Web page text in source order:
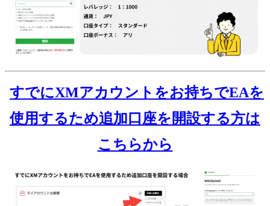
すでにXMアカウントをお持ちでEAを
使用するため追加口座を開設する方は
こちらから